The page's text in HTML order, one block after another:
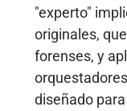
"experto"
originales,
forenses, y
diseñado